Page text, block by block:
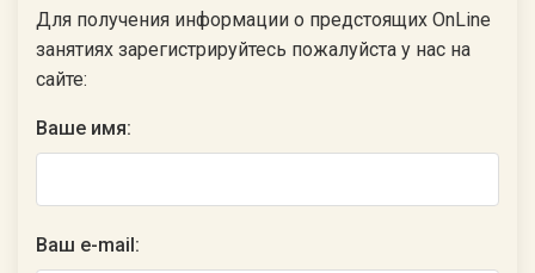
Для получения информации о предстоящих OnLine
занятиях зарегистрируйтесь пожалуйста у нас на
сайте:
Ваше имя:
Ваш e-mail: